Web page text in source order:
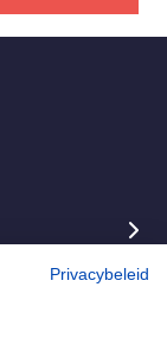
Privacybeleid